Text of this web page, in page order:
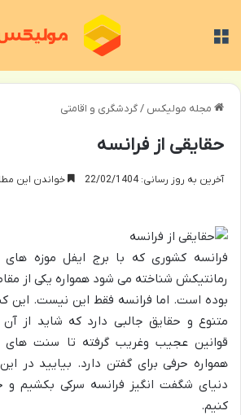
مجله مولیکس /گردشگری و اقامتی
حقایقی از فرانسه
آخرین به روز رسانی: 22/02/1404 خواندن این مطلب 4 دقیقه
فرانسه کشوری که با برج ایفل موزه
رمانتیکش شناخته می شود همواره یکی از
بوده است. اما فرانسه فقط این نیست. این
متنوع و حقایق جالبی دارد که شاید از
قوانین عجیب وغریب گرفته تا سنت های
همواره حرفی برای گفتن دارد. بیایید در
دنیای شگفت انگیز فرانسه سرکی بکشیم
کنیم.